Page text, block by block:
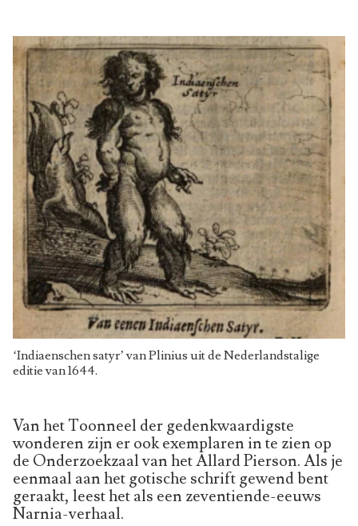
‘Indiaenschen satyr’ van Plinius uit de Nederlandstalige
editie van 1644.
Van het Toonneel der gedenkwaardigste
wonderen zijn er ook exemplaren in te zien op
de Onderzoekzaal van het Allard Pierson. Als je
eenmaal aan het gotische schrift gewend bent
geraakt, leest het als een zeventiende-eeuws
Narnia-verhaal.